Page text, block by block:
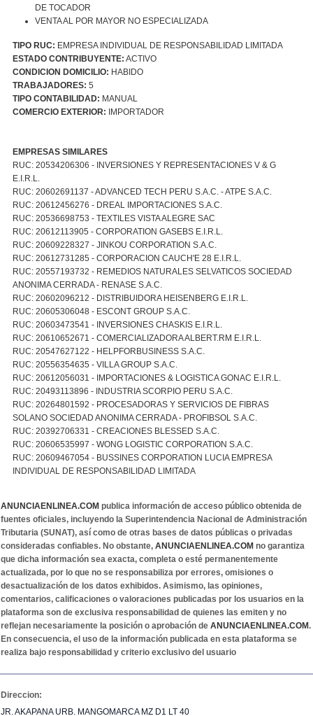
DE TOCADOR
VENTA AL POR MAYOR NO ESPECIALIZADA
TIPO RUC: EMPRESA INDIVIDUAL DE RESPONSABILIDAD LIMITADA
ESTADO CONTRIBUYENTE: ACTIVO
CONDICION DOMICILIO: HABIDO
TRABAJADORES: 5
TIPO CONTABILIDAD: MANUAL
COMERCIO EXTERIOR: IMPORTADOR
EMPRESAS SIMILARES
RUC: 20534206306 - INVERSIONES Y REPRESENTACIONES V & G
E.I.R.L.
RUC: 20602691137 - ADVANCED TECH PERU S.A.C. - ATPE S.A.C.
RUC: 20612456276 - DREAL IMPORTACIONES S.A.C.
RUC: 20536698753 - TEXTILES VISTA ALEGRE SAC
RUC: 20612113905 - CORPORATION GASEBS E.I.R.L.
RUC: 20609228327 - JINKOU CORPORATION S.A.C.
RUC: 20612731285 - CORPORACION CAUCH'E 28 E.I.R.L.
RUC: 20557193732 - REMEDIOS NATURALES SELVATICOS SOCIEDAD
ANONIMA CERRADA - RENASE S.A.C.
RUC: 20602096212 - DISTRIBUIDORA HEISENBERG E.I.R.L.
RUC: 20605306048 - ESCONT GROUP S.A.C.
RUC: 20603473541 - INVERSIONES CHASKIS E.I.R.L.
RUC: 20610652671 - COMERCIALIZADORA ALBERT.RM E.I.R.L.
RUC: 20547627122 - HELPFORBUSINESS S.A.C.
RUC: 20556354635 - VILLA GROUP S.A.C.
RUC: 20612056031 - IMPORTACIONES & LOGISTICA GONAC E.I.R.L.
RUC: 20493113896 - INDUSTRIA SCORPIO PERU S.A.C.
RUC: 20264801592 - PROCESADORAS Y SERVICIOS DE FIBRAS
SOLANO SOCIEDAD ANONIMA CERRADA - PROFIBSOL S.A.C.
RUC: 20392706331 - CREACIONES BLESSED S.A.C.
RUC: 20606535997 - WONG LOGISTIC CORPORATION S.A.C.
RUC: 20609467054 - BUSSINES CORPORATION LUCIA EMPRESA
INDIVIDUAL DE RESPONSABILIDAD LIMITADA
ANUNCIAENLINEA.COM publica información de acceso público obtenida de
fuentes oficiales, incluyendo la Superintendencia Nacional de Administración
Tributaria (SUNAT), así como de otras bases de datos públicas o privadas
consideradas confiables. No obstante, ANUNCIAENLINEA.COM no garantiza
que dicha información sea exacta, completa o esté permanentemente
actualizada, por lo que no se responsabiliza por errores, omisiones o
desactualización de los datos exhibidos. Asimismo, las opiniones,
comentarios, calificaciones o valoraciones publicadas por los usuarios en la
plataforma son de exclusiva responsabilidad de quienes las emiten y no
reflejan necesariamente la posición o aprobación de ANUNCIAENLINEA.COM.
En consecuencia, el uso de la información publicada en esta plataforma se
realiza bajo responsabilidad y criterio exclusivo del usuario
Direccion:
JR. AKAPANA URB. MANGOMARCA MZ D1 LT 40